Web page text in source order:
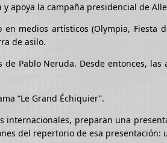
y apoya la campaña presidencial de
en medios artísticos (Olympia, Fiesta
de asilo.
Pablo Neruda. Desde entonces,
“Le Grand Échiquier”.
internacionales, preparan una
del repertorio de esa presentación: